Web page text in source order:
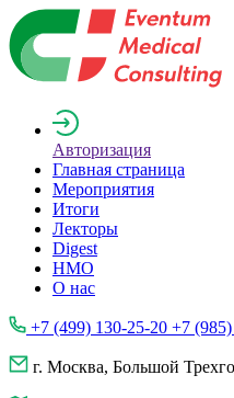
Авторизация
Главная страница
Мероприятия
Итоги
Лекторы
Digest
НМО
О нас
+7 (499) 130-25-20 +7
г. Москва, Большой